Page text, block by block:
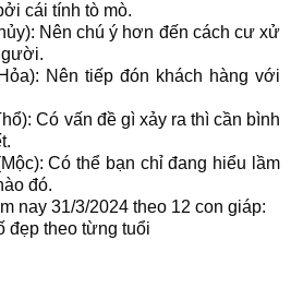
cái tính tò mò.
Nên chú ý hơn đến cách cư xử
Nên tiếp đón khách hàng với
Có vấn đề gì xảy ra thì cần bình
Có thể bạn chỉ đang hiểu lầm
đó.